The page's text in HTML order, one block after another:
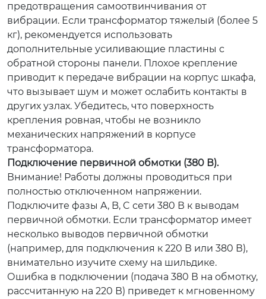
предотвращения самоотвинчивания от
вибрации. Если трансформатор тяжелый (более 5
кг), рекомендуется использовать
дополнительные усиливающие пластины с
обратной стороны панели. Плохое крепление
приводит к передаче вибрации на корпус шкафа,
что вызывает шум и может ослабить контакты в
других узлах. Убедитесь, что поверхность
крепления ровная, чтобы не возникло
механических напряжений в корпусе
трансформатора.
Подключение первичной обмотки (380 В).
Внимание! Работы должны проводиться при
полностью отключенном напряжении.
Подключите фазы A, B, C сети 380 В к выводам
первичной обмотки. Если трансформатор имеет
несколько выводов первичной обмотки
(например, для подключения к 220 В или 380 В),
внимательно изучите схему на шильдике.
Ошибка в подключении (подача 380 В на обмотку,
рассчитанную на 220 В) приведет к мгновенному